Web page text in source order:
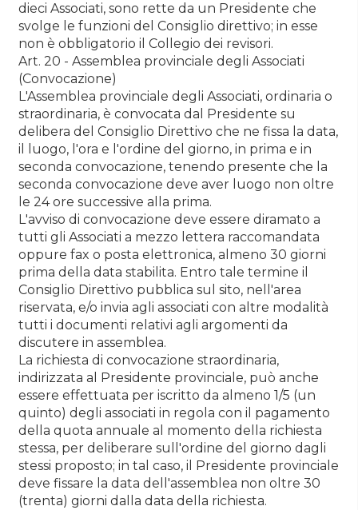
dieci Associati, sono rette da un Presidente che
svolge le funzioni del Consiglio direttivo; in esse
non è obbligatorio il Collegio dei revisori.
Art. 20 - Assemblea provinciale degli Associati
(Convocazione)
L'Assemblea provinciale degli Associati, ordinaria o
straordinaria, è convocata dal Presidente su
delibera del Consiglio Direttivo che ne fissa la data,
il luogo, l'ora e l'ordine del giorno, in prima e in
seconda convocazione, tenendo presente che la
seconda convocazione deve aver luogo non oltre
le 24 ore successive alla prima.
L'avviso di convocazione deve essere diramato a
tutti gli Associati a mezzo lettera raccomandata
oppure fax o posta elettronica, almeno 30 giorni
prima della data stabilita. Entro tale termine il
Consiglio Direttivo pubblica sul sito, nell'area
riservata, e/o invia agli associati con altre modalità
tutti i documenti relativi agli argomenti da
discutere in assemblea.
La richiesta di convocazione straordinaria,
indirizzata al Presidente provinciale, può anche
essere effettuata per iscritto da almeno 1/5 (un
quinto) degli associati in regola con il pagamento
della quota annuale al momento della richiesta
stessa, per deliberare sull'ordine del giorno dagli
stessi proposto; in tal caso, il Presidente provinciale
deve fissare la data dell'assemblea non oltre 30
(trenta) giorni dalla data della richiesta.